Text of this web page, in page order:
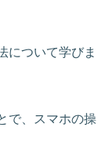
について学びま
で、スマホの操